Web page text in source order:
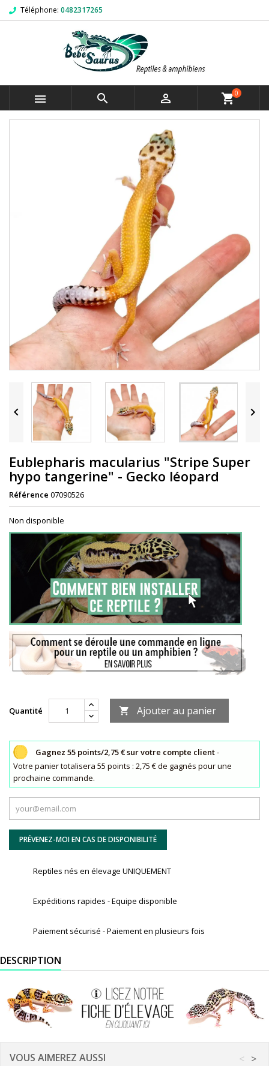
Téléphone: 0482317265
   shopping_cart0
 
Eublepharis macularius "Stripe Super
hypo tangerine" - Gecko léopard
Référence 07090526
Non disponible
Quantité  Ajouter au panier
Gagnez 55 points/2,75 € sur votre compte client-
Votre panier totalisera 55 points : 2,75 € de gagnés pour une
prochaine commande.
PRÉVENEZ-MOI EN CAS DE DISPONIBILITÉ
Reptiles nés en élevage UNIQUEMENT
Expéditions rapides - Equipe disponible
Paiement sécurisé - Paiement en plusieurs fois
DESCRIPTION
VOUS AIMEREZ AUSSI >
<